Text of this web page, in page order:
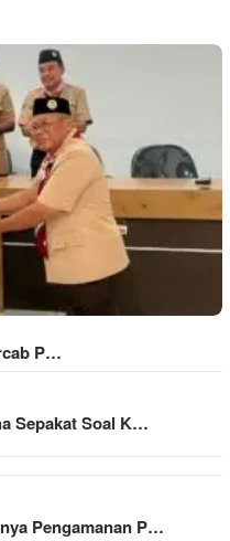
P…
Sepakat Soal K…
Pengamanan P…